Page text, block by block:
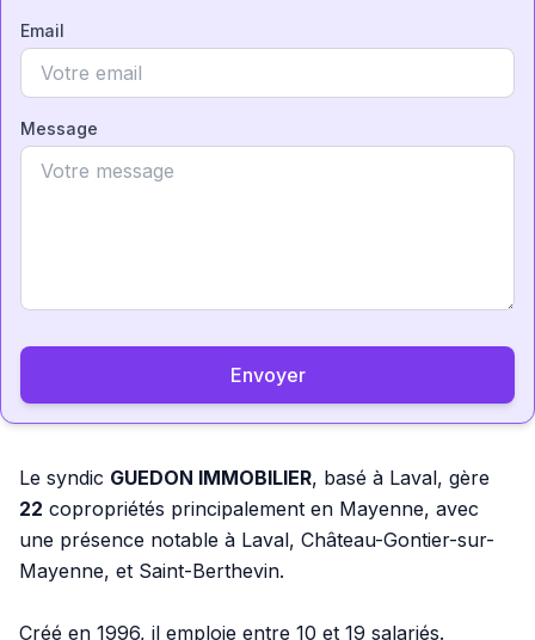
Email
Message
Envoyer
Le syndic GUEDON IMMOBILIER, basé à Laval, gère
22 copropriétés principalement en Mayenne, avec
une présence notable à Laval, Château-Gontier-sur-
Mayenne, et Saint-Berthevin.
Créé en 1996, il emploie entre 10 et 19 salariés.